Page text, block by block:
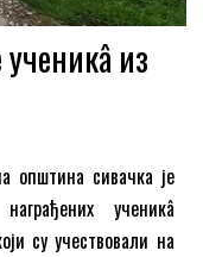
из
општина сивачка је
ученикâ
су учествовали на